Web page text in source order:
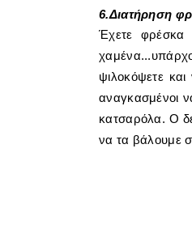
6.Διατήρηση
Έχετε φρέσκα
ψιλοκόψετε
αναγκασμένοι
κατσαρόλα. Ο
να τα βάλουμε